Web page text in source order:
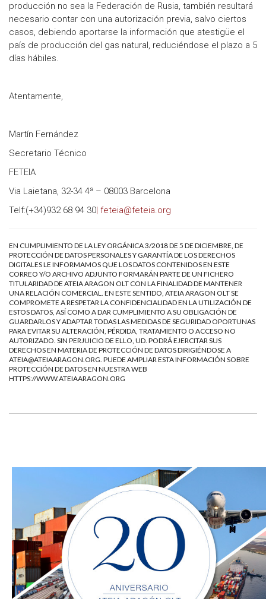
producción no sea la Federación de Rusia, también resultará
necesario contar con una autorización previa, salvo ciertos
casos, debiendo aportarse la información que atestigüe el
país de producción del gas natural, reduciéndose el plazo a 5
días hábiles.
Atentamente,
Martín Fernández
Secretario Técnico
FETEIA
Via Laietana, 32-34 4ª – 08003 Barcelona
Telf:(+34)932 68 94 30| feteia@feteia.org
EN CUMPLIMIENTO DE LA LEY ORGÁNICA 3/2018 DE 5 DE DICIEMBRE, DE
PROTECCIÓN DE DATOS PERSONALES Y GARANTÍA DE LOS DERECHOS
DIGITALES LE INFORMAMOS QUE LOS DATOS CONTENIDOS EN ESTE
CORREO Y/O ARCHIVO ADJUNTO FORMARÁN PARTE DE UN FICHERO
TITULARIDAD DE ATEIA ARAGON OLT CON LA FINALIDAD DE MANTENER
UNA RELACIÓN COMERCIAL. EN ESTE SENTIDO, ATEIA ARAGON OLT SE
COMPROMETE A RESPETAR LA CONFIDENCIALIDAD EN LA UTILIZACIÓN DE
ESTOS DATOS, ASÍ COMO A DAR CUMPLIMIENTO A SU OBLIGACIÓN DE
GUARDARLOS Y ADAPTAR TODAS LAS MEDIDAS DE SEGURIDAD OPORTUNAS
PARA EVITAR SU ALTERACIÓN, PÉRDIDA, TRATAMIENTO O ACCESO NO
AUTORIZADO. SIN PERJUICIO DE ELLO, UD. PODRÁ EJERCITAR SUS
DERECHOS EN MATERIA DE PROTECCIÓN DE DATOS DIRIGIÉNDOSE A
ATEIA@ATEIAARAGON.ORG. PUEDE AMPLIAR ESTA INFORMACIÓN SOBRE
PROTECCIÓN DE DATOS EN NUESTRA WEB
HTTPS://WWW.ATEIAARAGON.ORG